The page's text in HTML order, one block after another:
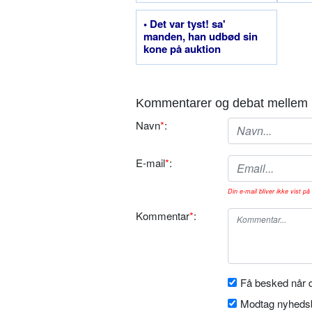
• Det var tyst! sa'
manden, han udbød sin
kone på auktion
Kommentarer og debat
Navn*:
E-mail*:
Din e-mail bliver ikke vist
Kommentar*:
Få besked når
Modtag